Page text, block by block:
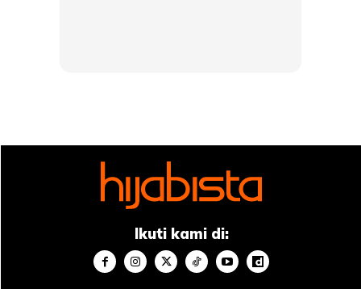
Sumber gambar: Colorescience
Sama ada anda memilih SPF fizikal atau kimia, terdapat
beberapa perkara yang perlu dicari pada label:
Ikuti kami di: